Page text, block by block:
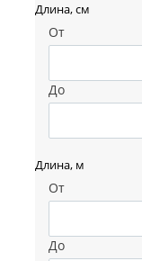
Длина, см
От
До
Длина, м
От
До